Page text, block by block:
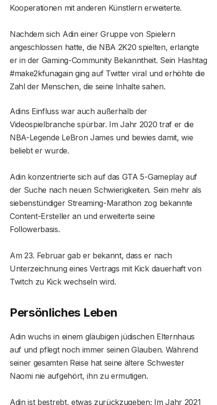
Kooperationen mit anderen Künstlern erweiterte.
Nachdem sich Adin einer Gruppe von Spielern
angeschlossen hatte, die NBA 2K20 spielten, erlangte
er in der Gaming-Community Bekanntheit. Sein Hashtag
#make2kfunagain ging auf Twitter viral und erhöhte die
Zahl der Menschen, die seine Inhalte sahen.
Adins Einfluss war auch außerhalb der
Videospielbranche spürbar. Im Jahr 2020 traf er die
NBA-Legende LeBron James und bewies damit, wie
beliebt er wurde.
Adin konzentrierte sich auf das GTA 5-Gameplay auf
der Suche nach neuen Schwierigkeiten. Sein mehr als
siebenstündiger Streaming-Marathon zog bekannte
Content-Ersteller an und erweiterte seine
Followerbasis.
Am 23. Februar gab er bekannt, dass er nach
Unterzeichnung eines Vertrags mit Kick dauerhaft von
Twitch zu Kick wechseln wird.
Persönliches Leben
Adin wuchs in einem gläubigen jüdischen Elternhaus
auf und pflegt noch immer seinen Glauben. Während
seiner gesamten Reise hat seine ältere Schwester
Naomi nie aufgehört, ihn zu ermutigen.
Adin ist bestrebt, etwas zurückzugeben; Im Jahr 2021